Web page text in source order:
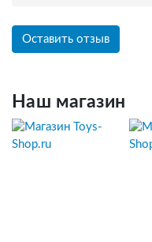
Оставить отзыв
Наш магазин